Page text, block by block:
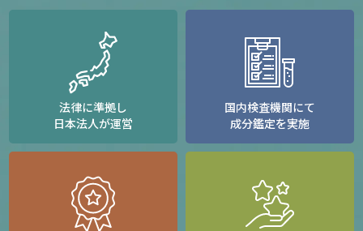
法律に準拠し
日本法人が運営
国内検査機関にて
成分鑑定を実施